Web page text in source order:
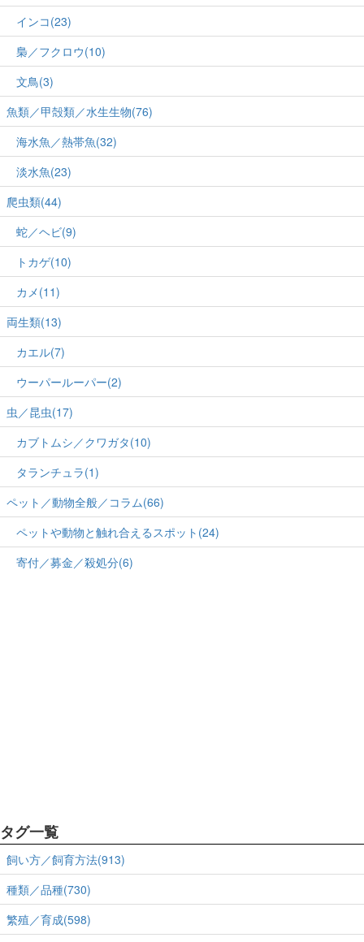
インコ(23)
梟／フクロウ(10)
文鳥(3)
魚類／甲殻類／水生生物(76)
海水魚／熱帯魚(32)
淡水魚(23)
爬虫類(44)
蛇／ヘビ(9)
トカゲ(10)
カメ(11)
両生類(13)
カエル(7)
ウーパールーパー(2)
虫／昆虫(17)
カブトムシ／クワガタ(10)
タランチュラ(1)
ペット／動物全般／コラム(66)
ペットや動物と触れ合えるスポット(24)
寄付／募金／殺処分(6)
タグ一覧
飼い方／飼育方法(913)
種類／品種(730)
繁殖／育成(598)